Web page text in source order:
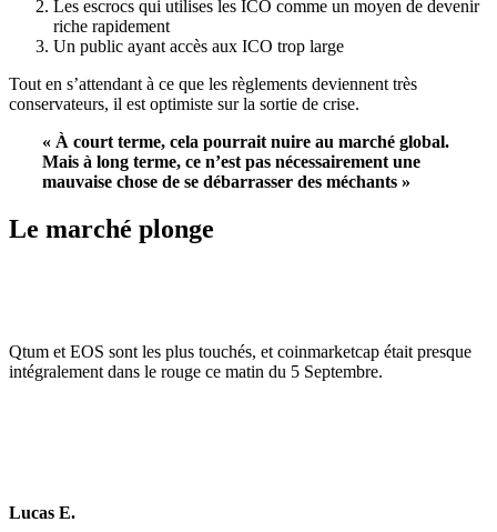
Les escrocs qui utilises les ICO comme un moyen de devenir
riche rapidement
Un public ayant accès aux ICO trop large
Tout en s’attendant à ce que les règlements deviennent très
conservateurs, il est optimiste sur la sortie de crise.
« À court terme, cela pourrait nuire au marché global.
Mais à long terme, ce n’est pas nécessairement une
mauvaise chose de se débarrasser des méchants »
Le marché plonge
Qtum et EOS sont les plus touchés, et coinmarketcap était presque
intégralement dans le rouge ce matin du 5 Septembre.
Lucas E.